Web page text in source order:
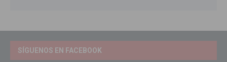
SÍGUENOS EN FACEBOOK